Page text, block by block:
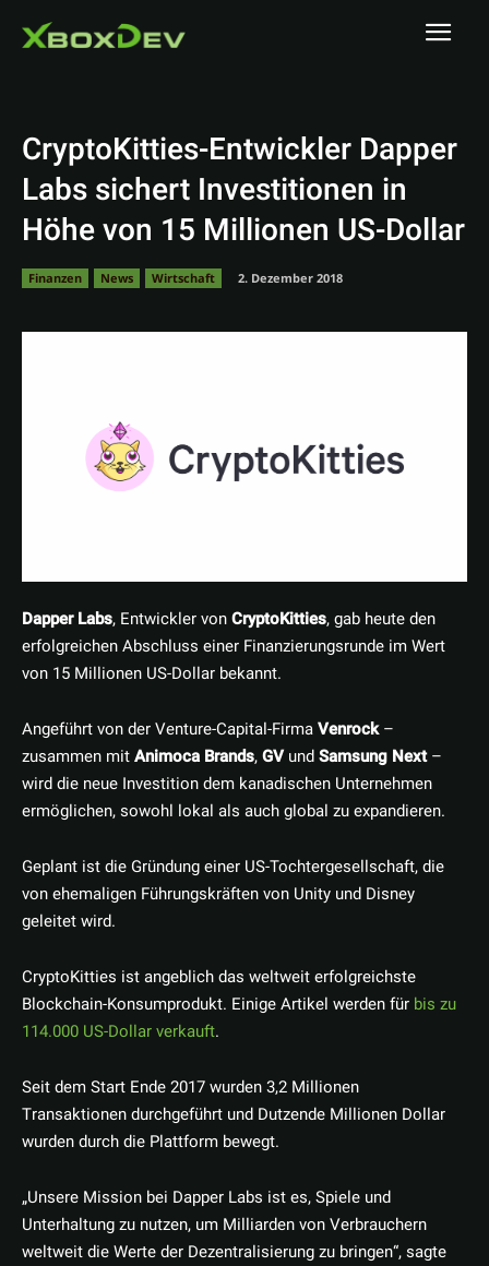
CryptoKitties-Entwickler Dapper
Labs sichert Investitionen in
Höhe von 15 Millionen US-Dollar
Finanzen News Wirtschaft 2. Dezember 2018
Dapper Labs, Entwickler vonCryptoKitties, gab heute den
erfolgreichen Abschluss einer Finanzierungsrunde im Wert
von 15 Millionen US-Dollar bekannt.
Angeführt von der Venture-Capital-FirmaVenrock–
zusammen mitAnimoca Brands,GV undSamsung Next–
wird die neue Investition dem kanadischen Unternehmen
ermöglichen, sowohl lokal als auch global zu expandieren.
Geplant ist die Gründung einer US-Tochtergesellschaft, die
von ehemaligen Führungskräften von Unity und Disney
geleitet wird.
CryptoKitties ist angeblich das weltweit erfolgreichste
Blockchain-Konsumprodukt. Einige Artikel werden für bis zu
114.000 US-Dollar verkauft.
Seit dem Start Ende 2017 wurden 3,2 Millionen
Transaktionen durchgeführt und Dutzende Millionen Dollar
wurden durch die Plattform bewegt.
„Unsere Mission bei Dapper Labs ist es, Spiele und
Unterhaltung zu nutzen, um Milliarden von Verbrauchern
weltweit die Werte der Dezentralisierung zu bringen“, sagte